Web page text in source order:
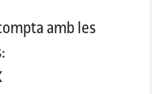
amb les